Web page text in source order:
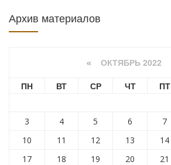
Архив материалов
« ОКТЯБРЬ 2022
ПН ВТ СР ЧТ ПТ
3 4 5 6 7
10 11 12 13 14
17
18 19 20 21